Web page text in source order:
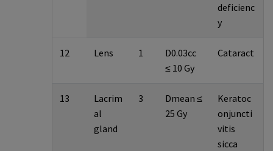
deficienc
y
12 Lens 1
D0.03cc
≤ 10 Gy
Cataract
13
Lacrim
al
gland
3
Dmean ≤
25 Gy
Keratoc
onjuncti
vitis
sicca